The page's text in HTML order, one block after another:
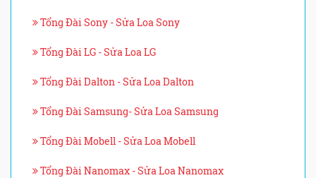
Tổng Đài Sony - Sửa Loa Sony
Tổng Đài LG - Sửa Loa LG
Tổng Đài Dalton - Sửa Loa Dalton
Tổng Đài Samsung- Sửa Loa Samsung
Tổng Đài Mobell - Sửa Loa Mobell
Tổng Đài Nanomax - Sửa Loa Nanomax